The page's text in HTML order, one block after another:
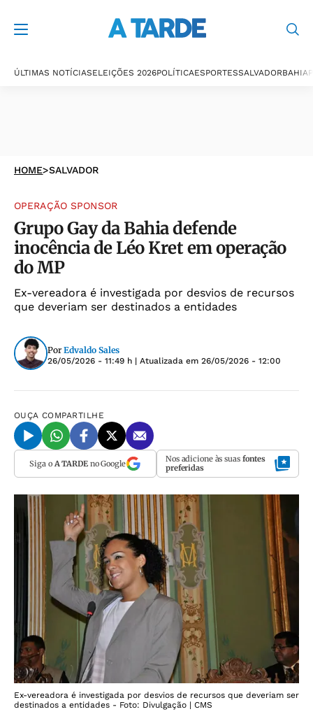
ÚLTIMAS NOTÍCIASELEIÇÕES 2026POLÍTICAESPORTESSALVADORBAHIA
HOME>SALVADOR
OPERAÇÃO SPONSOR
Grupo Gay da Bahia defende
inocência de Léo Kret em operação
do MP
Ex-vereadora é investigada por desvios de recursos
que deveriam ser destinados a entidades
Por Edvaldo Sales
26/05/2026 - 11:49 h | Atualizada em 26/05/2026 - 12:00
OUÇA COMPARTILHE
Siga o A TARDEno Google Nos adicione às suas fontes
preferidas
Ex-vereadora é investigada por desvios de recursos que deveriam ser
destinados a entidades - Foto: Divulgação | CMS